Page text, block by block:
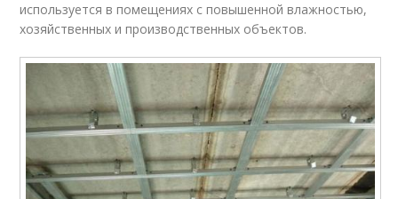
используется в помещениях с повышенной влажностью,
хозяйственных и производственных объектов.